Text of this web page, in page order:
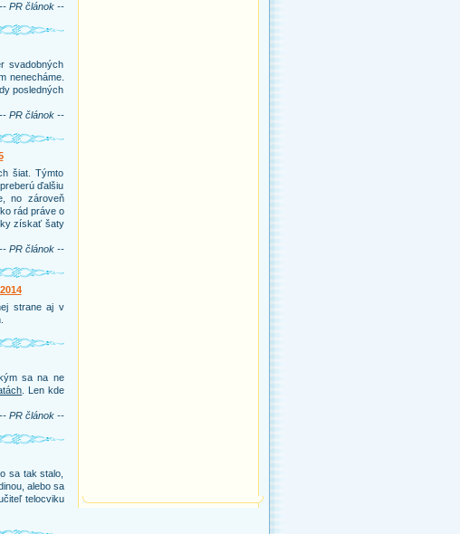
-- PR článok --
svadobných
nenecháme.
posledných
-- PR článok --
šiat. Týmto
ďalšiu
no zároveň
rád práve o
získať šaty
-- PR článok --
strane aj v
sa na ne
. Len kde
-- PR článok --
sa tak stalo,
alebo sa
telocviku